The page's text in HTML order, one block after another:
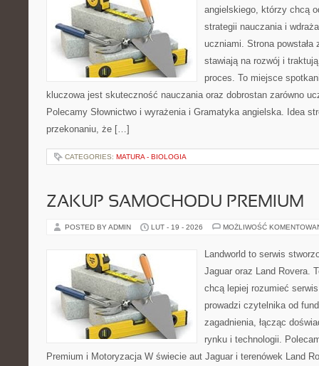
angielskiego, którzy chcą
strategii nauczania i
uczniami. Strona
stawiają na rozwój i
proces. To miejsce
kluczowa jest skuteczność nauczania oraz dobrostan zarówno
Polecamy Słownictwo i wyrażenia i Gramatyka angielska. Idea
przekonaniu, że […]
CATEGORIES: MATURA - BIOLOGIA
ZAKUP SAMOCHODU PREMIUM
POSTED BY ADMIN LUT - 19 - 2026 MOŻLIWOŚĆ
Landworld to serwis
Jaguar oraz Land Rovera.
chcą lepiej rozumieć
prowadzi czytelnika od
zagadnienia, łącząc
rynku i technologii.
Premium i Motoryzacja W świecie aut Jaguar i terenówek Land